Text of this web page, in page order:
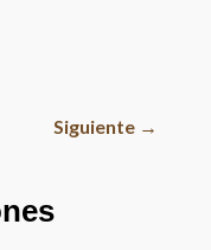
Siguiente →